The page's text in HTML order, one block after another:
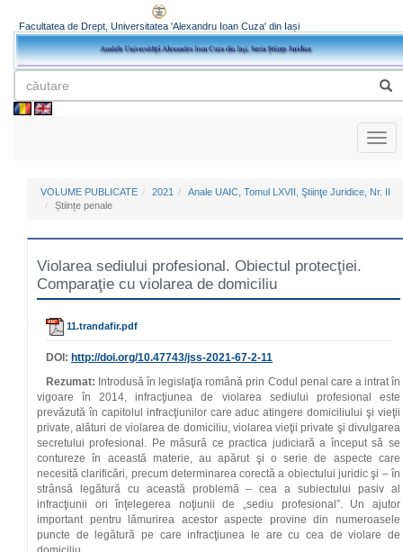
Facultatea de Drept, Universitatea 'Alexandru Ioan Cuza' din Iași
VOLUME PUBLICATE 2021
Anale UAIC, Tomul LXVII, Ştiinţe Juridice, Nr. II
Științe penale
Violarea sediului profesional. Obiectul protecţiei.
Comparaţie cu violarea de domiciliu
11.trandafir.pdf
DOI: http://doi.org/10.47743/jss-2021-67-2-11
Rezumat: Introdusă în legislaţia română prin Codul penal care a intrat în
vigoare în 2014, infracţiunea de violarea sediului profesional este
prevăzută în capitolul infracţiunilor care aduc atingere domiciliului şi vieţii
private, alături de violarea de domiciliu, violarea vieţii private şi divulgarea
secretului profesional. Pe măsură ce practica judiciară a început să se
contureze în această materie, au apărut şi o serie de aspecte care
necesită clarificări, precum determinarea corectă a obiectului juridic şi – în
strânsă legătură cu această problemă – cea a subiectului pasiv al
infracţiunii ori înţelegerea noţiunii de „sediu profesional”. Un ajutor
important pentru lămurirea acestor aspecte provine din numeroasele
puncte de legătură pe care infracţiunea le are cu cea de violare de